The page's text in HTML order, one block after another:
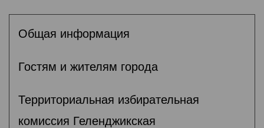
Общая информация
Гостям и жителям города
Территориальная избирательная
комиссия Геленджикcкая